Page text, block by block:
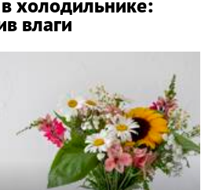
холодильнике:
влаги